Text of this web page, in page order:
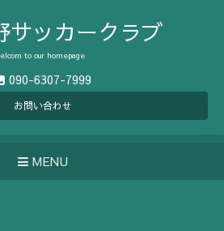
サッカークラブ
to our homepage
090-6307-7999
お問い合わせ
MENU